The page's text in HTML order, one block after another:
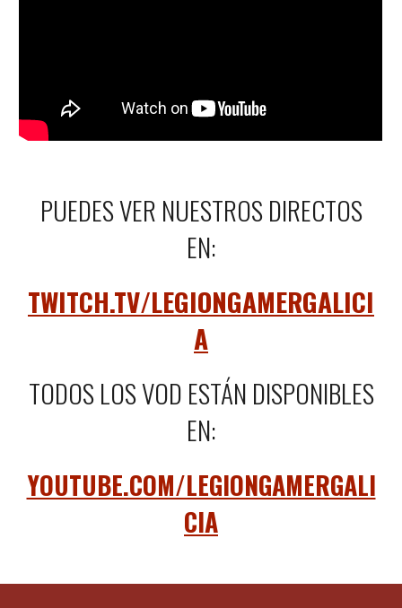
PUEDES VER NUESTROS DIRECTOS
EN:
TWITCH.TV/LEGIONGAMERGALICI
A
TODOS LOS VOD ESTÁN DISPONIBLES
EN:
YOUTUBE.COM/LEGIONGAMERGALI
CIA